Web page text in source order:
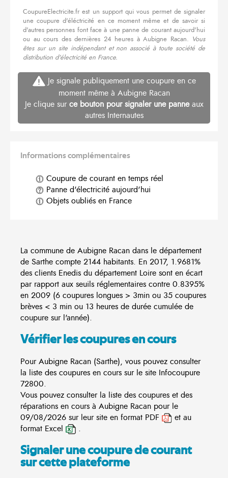
CoupureElectricite.fr est un support qui vous permet de signaler
une coupure d'éléctricité en ce moment même et de savoir si
d'autres personnes font face à une panne de courant aujourd'hui
ou au cours des dernières 24 heures à Aubigne Racan. Vous
êtes sur un site indépendant et non associé à toute société de
distribution d'électricité en France.
Je signale publiquement une coupure en ce
moment même à Aubigne Racan
Je clique sur ce bouton pour signaler une panneaux
autres Internautes
Informations complémentaires
Coupure de courant en temps réel
Panne d'électricité aujourd'hui
Objets oubliés en France
La commune de Aubigne Racan dans le département
de Sarthe compte 2144 habitants. En 2017, 1.9681%
des clients Enedis du département Loire sont en écart
par rapport aux seuils réglementaires contre 0.8395%
en 2009 (6 coupures longues > 3min ou 35 coupures
brèves < 3 min ou 13 heures de durée cumulée de
coupure sur l'année).
Vérifier les coupures en cours
Pour Aubigne Racan (Sarthe), vous pouvez consulter
la liste des coupures en cours sur le site Infocoupure
72800.
Vous pouvez consulter la liste des coupures et des
réparations en cours à Aubigne Racan pour le
09/08/2026 sur leur site en format PDF
et au
format Excel
.
Signaler une coupure de courant
sur cette plateforme